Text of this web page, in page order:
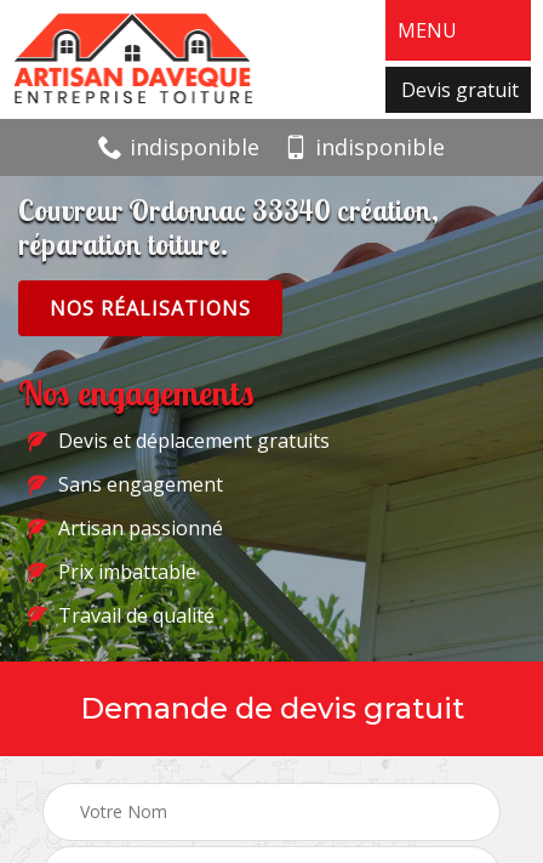
MENU
Devis gratuit
indisponible indisponible
Couvreur Ordonnac 33340 création,
réparation toiture.
NOS RÉALISATIONS
Nos engagements
Devis et déplacement gratuits
Sans engagement
Artisan passionné
Prix imbattable
Travail de qualité
Demande de devis gratuit